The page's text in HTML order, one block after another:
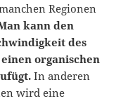
Regionen
kann den
des
organischen
In anderen
wird eine